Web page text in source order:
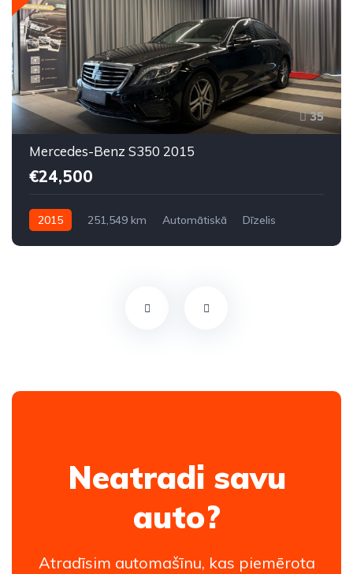
35
Mercedes-Benz S350 2015
€24,500
2015 251,549 km Automātiskā
Dīzelis
Neatradi savu
auto?
Atradīsim automašīnu, kas piemērota